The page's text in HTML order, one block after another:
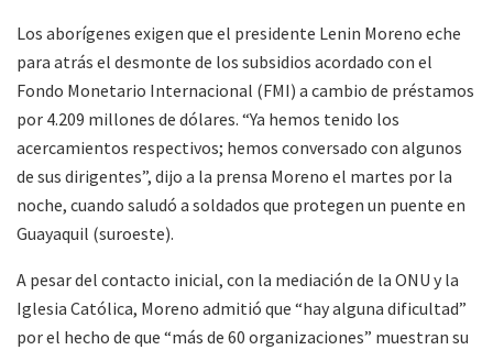
Los aborígenes exigen que el presidente Lenin Moreno eche
para atrás el desmonte de los subsidios acordado con el
Fondo Monetario Internacional (FMI) a cambio de préstamos
por 4.209 millones de dólares. “Ya hemos tenido los
acercamientos respectivos; hemos conversado con algunos
de sus dirigentes”, dijo a la prensa Moreno el martes por la
noche, cuando saludó a soldados que protegen un puente en
Guayaquil (suroeste).
A pesar del contacto inicial, con la mediación de la ONU y la
Iglesia Católica, Moreno admitió que “hay alguna dificultad”
por el hecho de que “más de 60 organizaciones” muestran su